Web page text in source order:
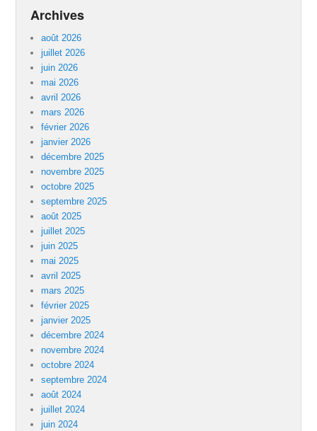
Archives
août 2026
juillet 2026
juin 2026
mai 2026
avril 2026
mars 2026
février 2026
janvier 2026
décembre 2025
novembre 2025
octobre 2025
septembre 2025
août 2025
juillet 2025
juin 2025
mai 2025
avril 2025
mars 2025
février 2025
janvier 2025
décembre 2024
novembre 2024
octobre 2024
septembre 2024
août 2024
juillet 2024
juin 2024